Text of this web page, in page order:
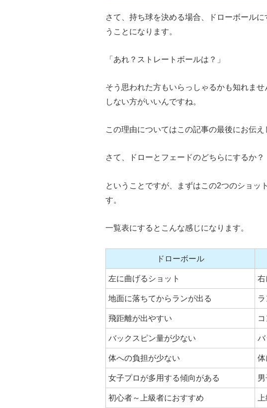
さて、持ち球を決める場合、ドローボール
うことになります。
「あれ？ストレートボールは？」
そう思われた方もいらっしゃるかも知れま
しない方がいいんですね。
この理由についてはこの記事の最後にお伝え
さて、ドローとフェードのどちらにするか？
ということですが、まずはこの2つのショッ
す。
一覧表にするとこんな感じになります。
ドローボール
左に曲げるショット 右
地面に落ちてからランが出る
飛距離が出やすい
バックスピン量が少ない バ
体への負担が少ない 体
女子プロが多用する傾向がある
初心者～上級者におすすめ